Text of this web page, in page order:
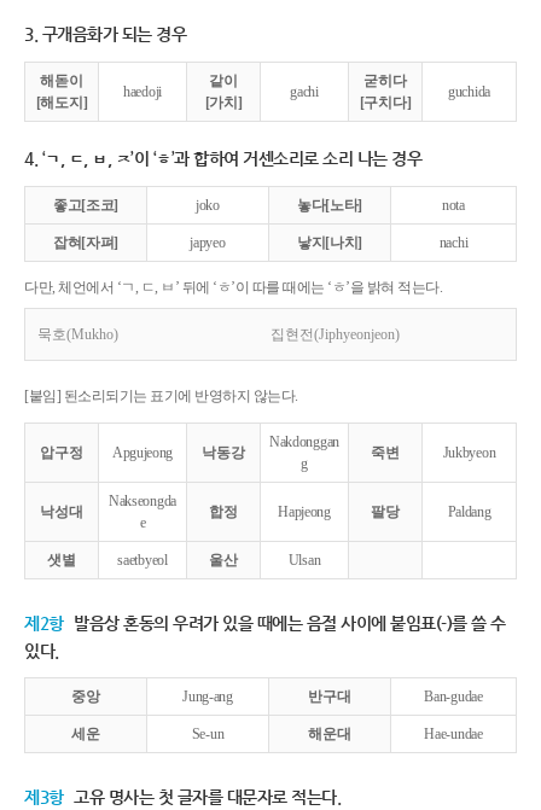
3. 구개음화가 되는 경우
해돋이
[해도지]
haedoji
같이
[가치]
gachi
굳히다
[구치다]
guchida
4. ‘ㄱ, ㄷ, ㅂ, ㅈ’이 ‘ㅎ’과 합하여 거센소리로 소리 나는 경우
좋고[조코] joko 놓다[노타] nota
잡혀[자펴] japyeo 낳지[나치] nachi
다만, 체언에서 ‘ㄱ, ㄷ, ㅂ’ 뒤에 ‘ㅎ’이 따를 때에는 ‘ㅎ’을 밝혀 적는다.
묵호(Mukho) 집현전(Jiphyeonjeon)
[붙임] 된소리되기는 표기에 반영하지 않는다.
압구정 Apgujeong 낙동강
Nakdonggan
g
죽변 Jukbyeon
낙성대
Nakseongda
e
합정 Hapjeong 팔당 Paldang
샛별 saetbyeol 울산 Ulsan
제2항 발음상 혼동의 우려가 있을 때에는 음절 사이에 붙임표(-)를 쓸 수
있다.
중앙 Jung-ang 반구대 Ban-gudae
세운 Se-un 해운대 Hae-undae
제3항 고유 명사는 첫 글자를 대문자로 적는다.